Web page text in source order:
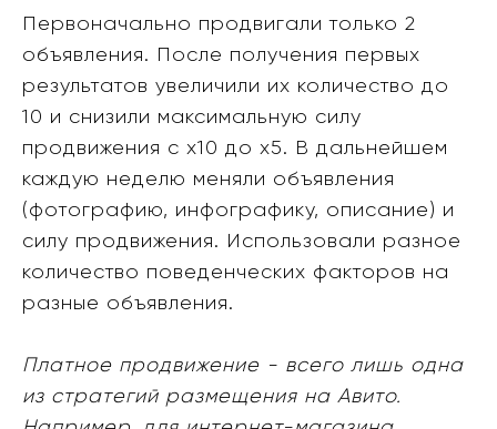
Первоначально продвигали только 2
объявления. После получения первых
результатов увеличили их количество до
10 и снизили максимальную силу
продвижения с х10 до х5. В дальнейшем
каждую неделю меняли объявления
(фотографию, инфографику, описание) и
силу продвижения. Использовали разное
количество поведенческих факторов на
разные объявления.
Платное продвижение - всего лишь одна
из стратегий размещения на Авито.